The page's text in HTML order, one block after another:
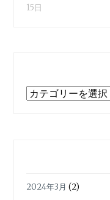
15日
カ
2024年3月 (2)